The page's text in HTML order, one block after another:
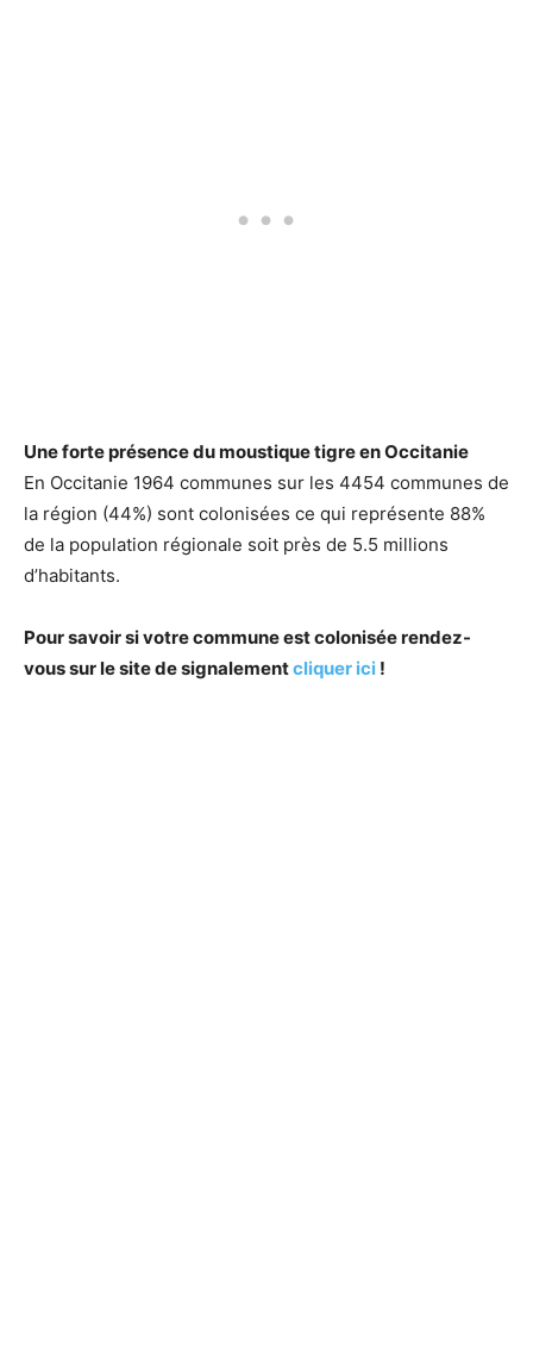
Une forte présence du moustique tigre en Occitanie
En Occitanie 1964 communes sur les 4454 communes de
la région (44%) sont colonisées ce qui représente 88%
de la population régionale soit près de 5.5 millions
d’habitants.
Pour savoir si votre commune est colonisée rendez-
vous sur le site de signalementcliquer ici !